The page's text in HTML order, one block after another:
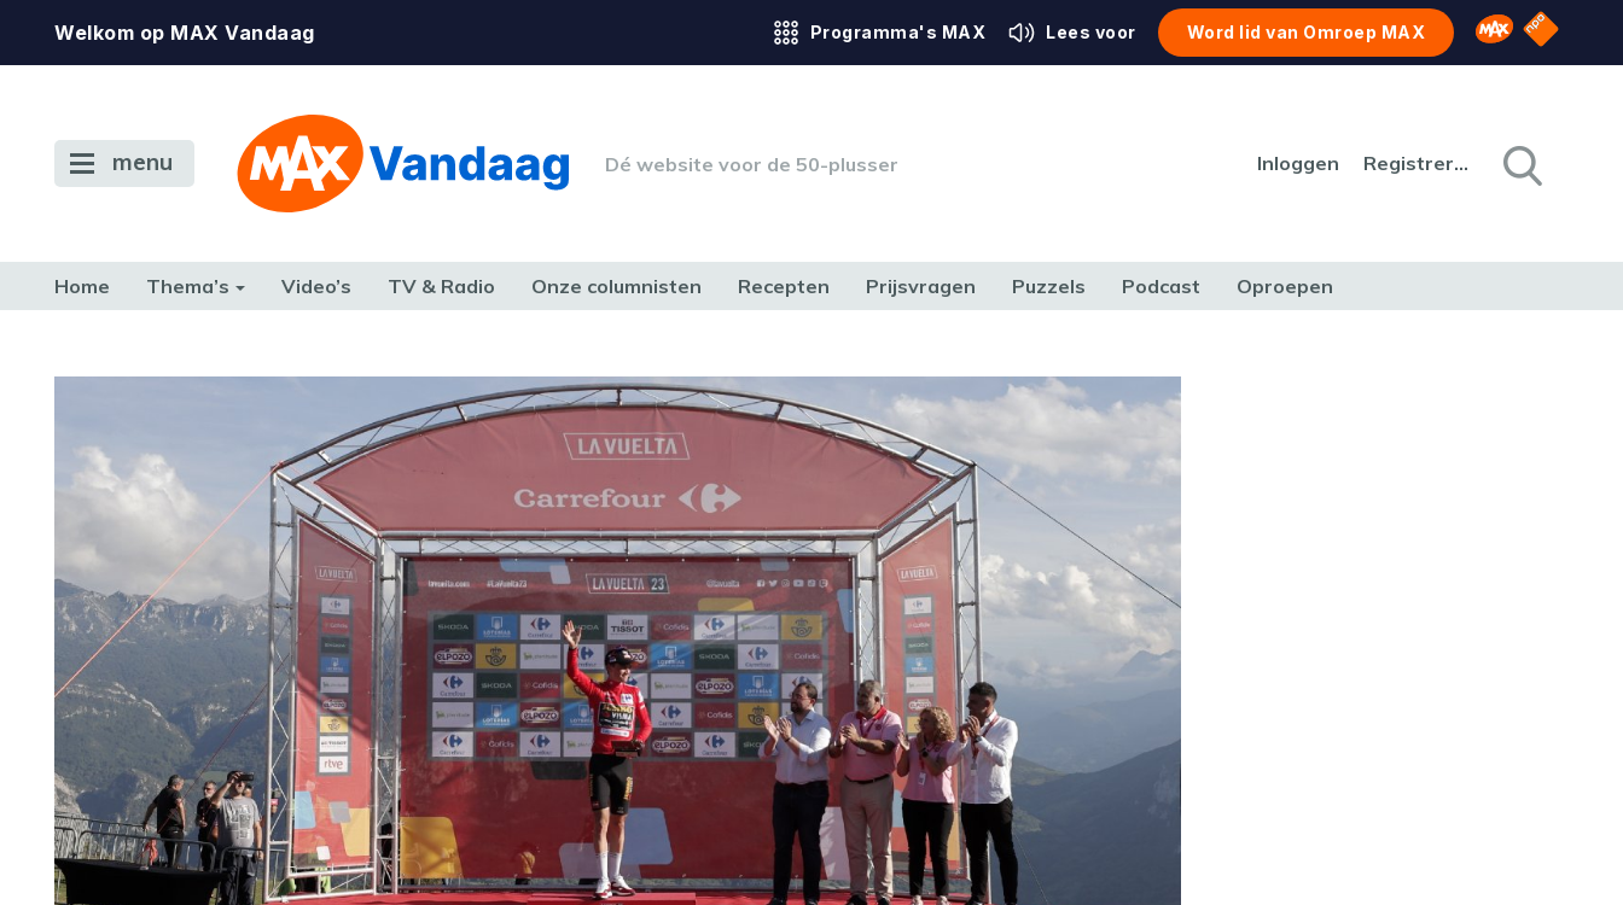
Welkom op MAX Vandaag Programma's MAX Lees voor Word lid van Omroep MAX Omroep MAX
NPO
menu Dé website voor de 50-plusser Inloggen Registreren
Home Thema’s Video’s TV & Radio Onze columnisten Recepten Prijsvragen Puzzels Podcast Oproepen